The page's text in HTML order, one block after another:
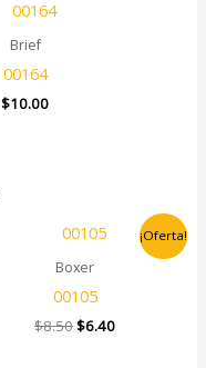
Brief
00164
$10.00
¡Oferta!
Boxer
00105
$8.50
El
original
$8.50.
$6.40
precio